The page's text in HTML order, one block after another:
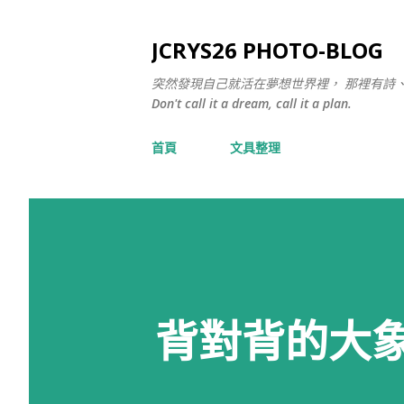
JCRYS26 PHOTO-BLOG
突然發現自己就活在夢想世界裡， 那裡有詩
Don't call it a dream, call it a plan.
首頁 文具整理
背對背的大